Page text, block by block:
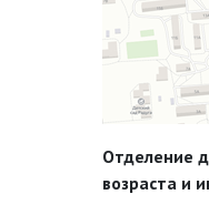
Отделение
возраста и